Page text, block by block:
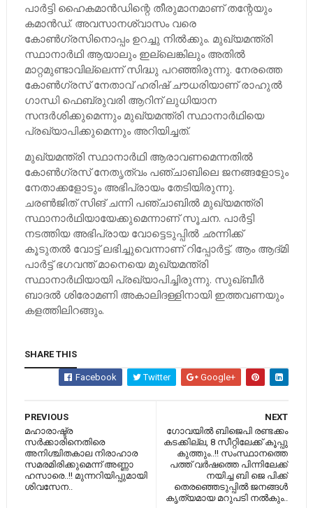
പാര്‍ട്ടി ഹൈകമാന്‍ഡിന്റെ തീരുമാനമാണ് തന്റേയും
കമാന്‍ഡ്. അവസാനശ്വാസം വരെ
കോണ്‍ഗ്രസിനൊപ്പം ഉറച്ചു നില്‍ക്കും. മുഖ്യമന്ത്രി
സ്ഥാനാര്‍ഥി ആയാലും ഇല്ലെങ്കിലും അതില്‍
മാറ്റമുണ്ടാവില്ലെന്ന് സിദ്ധു പറഞ്ഞിരുന്നു. നേരത്തെ
കോണ്‍ഗ്രസ് നേതാവ് ഹരിഷ് ചൗധരിയാണ് രാഹുല്‍
ഗാന്ധി ഫെബ്രുവരി ആറിന് ലുധിയാന
സന്ദര്‍ശിക്കുമെന്നും മുഖ്യമന്ത്രി സ്ഥാനാര്‍ഥിയെ
പ്രഖ്യാപിക്കുമെന്നും അറിയിച്ചത്.
മുഖ്യമന്ത്രി സ്ഥാനാര്‍ഥി ആരാവണമെന്നതില്‍
കോണ്‍ഗ്രസ് നേതൃത്വം പഞ്ചാബിലെ ജനങ്ങളോടും
നേതാക്കളോടും അഭിപ്രായം തേടിയിരുന്നു.
ചരണ്‍ജിത് സിങ് ചന്നി പഞ്ചാബില്‍ മുഖ്യമന്ത്രി
സ്ഥാനാര്‍ഥിയായേക്കുമെന്നാണ് സൂചന. പാര്‍ട്ടി
നടത്തിയ അഭിപ്രായ വോട്ടെടുപ്പില്‍ ഛന്നിക്ക്
കൂടുതല്‍ വോട്ട് ലഭിച്ചുവെന്നാണ് റിപ്പോര്‍ട്ട്. ആം ആദ്മി
പാര്‍ട്ട് ഭഗവന്ത് മാനെയെ മുഖ്യമന്ത്രി
സ്ഥാനാര്‍ഥിയായി പ്രഖ്യാപിച്ചിരുന്നു. സുഖ്ബീര്‍
ബാദല്‍ ശിരോമണി അകാലിദള്ളിനായി ഇത്തവണയും
കളത്തിലിറങ്ങും.
SHARE THIS
Facebook Twitter Google+
NEXT
ഗോവയില്‍ ബിജെപി രണ്ടക്കം
കടക്കില്ല, 8 സീറ്റിലേക്ക് കൂപ്പു
കുത്തും..!! സംസ്ഥാനത്തെ
പത്ത് വര്‍ഷത്തെ പിന്നിലേക്ക്
നയിച്ച ബി ജെ പിക്ക്
തെരഞ്ഞെടുപ്പില്‍ ജനങ്ങള്‍
കൃത്യമായ മറുപടി നല്‍കും..
PREVIOUS
മഹാരാഷ്ട്ര
സര്‍ക്കാരിനെതിരെ
അനിശ്ചിതകാല നിരാഹാര
സമരമിരിക്കുമെന്ന് അണ്ണാ
ഹസാരെ..!! മുന്നറിയിപ്പുമായി
ശിവസേന..